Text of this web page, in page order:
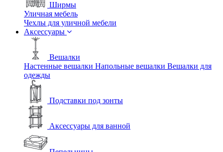
Ширмы
Уличная мебель
Чехлы для уличной мебели
Аксессуары
Вешалки
Настенные вешалки Напольные вешалки Вешалки для
одежды
Подставки под зонты
Аксессуары для ванной